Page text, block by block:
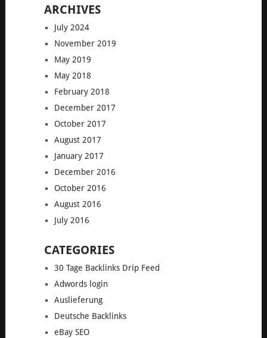
ARCHIVES
July 2024
November 2019
May 2019
May 2018
February 2018
December 2017
October 2017
August 2017
January 2017
December 2016
October 2016
August 2016
July 2016
CATEGORIES
30 Tage Backlinks Drip Feed
Adwords login
Auslieferung
Deutsche Backlinks
eBay SEO